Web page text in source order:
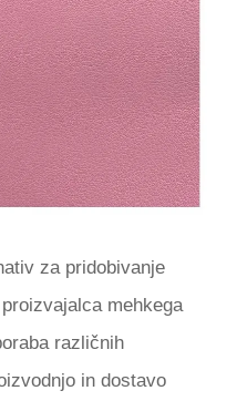
za pridobivanje
mehkega
različnih
in dostavo